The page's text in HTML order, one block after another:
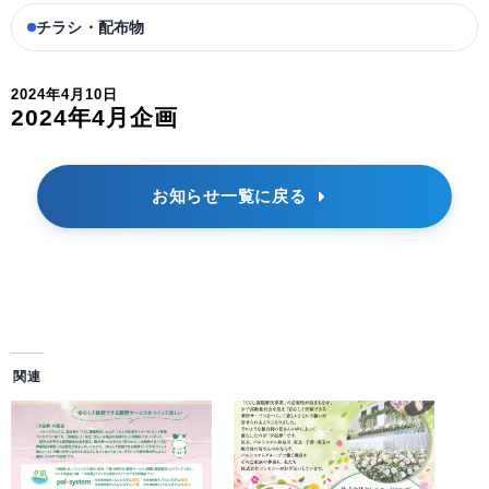
チラシ・配布物
2024年4月10日
2024年4月企画
お知らせ一覧に戻る
関連